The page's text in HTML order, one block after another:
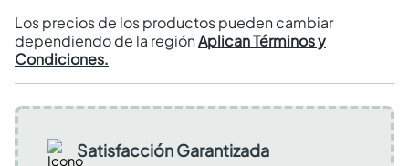
Los precios de los productos pueden cambiar
dependiendo de la regiónAplican Términos y
Condiciones.
Satisfacción Garantizada